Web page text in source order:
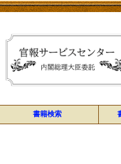
書籍検索